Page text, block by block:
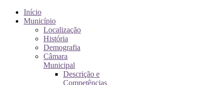
Início
Município
Localização
História
Demografia
Câmara
Municipal
Descrição e
Competências